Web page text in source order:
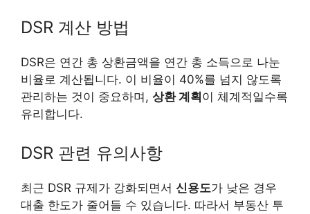
DSR 계산 방법
DSR은 연간 총 상환금액을 연간 총 소득으로 나눈
비율로 계산됩니다. 이 비율이 40%를 넘지 않도록
관리하는 것이 중요하며, 상환 계획 이 체계적일수록
유리합니다.
DSR 관련 유의사항
최근 DSR 규제가 강화되면서 신용도가 낮은 경우
대출 한도가 줄어들 수 있습니다. 따라서 부동산 투